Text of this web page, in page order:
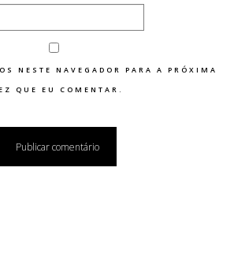
NESTE NAVEGADOR PARA A PRÓXIMA
QUE EU COMENTAR.